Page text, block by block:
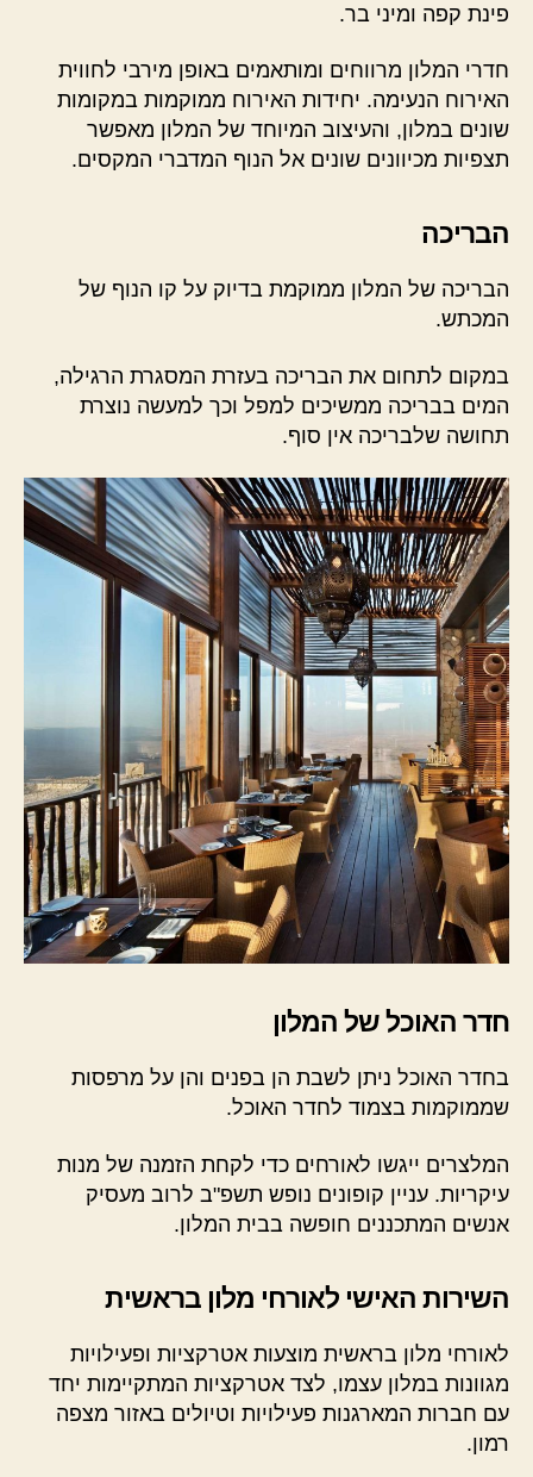
פינת קפה ומיני בר.
חדרי המלון מרווחים ומותאמים באופן מירבי לחווית
האירוח הנעימה. יחידות האירוח ממוקמות במקומות
שונים במלון, והעיצוב המיוחד של המלון מאפשר
תצפיות מכיוונים שונים אל הנוף המדברי המקסים.
הבריכה
הבריכה של המלון ממוקמת בדיוק על קו הנוף של
המכתש.
במקום לתחום את הבריכה בעזרת המסגרת הרגילה,
המים בבריכה ממשיכים למפל וכך למעשה נוצרת
תחושה שלבריכה אין סוף.
חדר האוכל של המלון
בחדר האוכל ניתן לשבת הן בפנים והן על מרפסות
שממוקמות בצמוד לחדר האוכל.
המלצרים ייגשו לאורחים כדי לקחת הזמנה של מנות
עיקריות. עניין קופונים נופש תשפ"ב לרוב מעסיק
אנשים המתכננים חופשה בבית המלון.
השירות האישי לאורחי מלון בראשית
לאורחי מלון בראשית מוצעות אטרקציות ופעילויות
מגוונות במלון עצמו, לצד אטרקציות המתקיימות יחד
עם חברות המארגנות פעילויות וטיולים באזור מצפה
רמון.